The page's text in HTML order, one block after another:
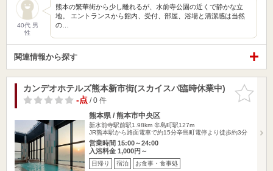
40代 男
性
熊本の繁華街から少し離れるが、水前寺公園の近くで静かな立
地。 エントランスから館内、受付、部屋、浴場と清潔感は当然
の…
関連情報から探す
お気に入
りに追加
カンデオホテルズ熊本新市街(スカイスパ臨時休業中)
-点/ 0 件
熊本県 / 熊本市中央区
新水前寺駅前駅1.98km 辛島町駅127m
JR熊本駅から路面電車で約15分辛島町電停より徒歩約3分
営業時間 15:00～24:00
入浴料金 1,000円～
日帰り 宿泊 お食事・食事処